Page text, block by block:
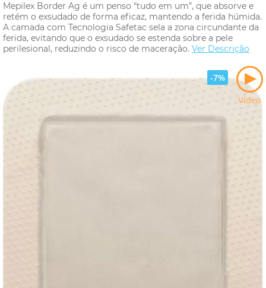
Mepilex Border Ag é um penso “tudo em um”, que absorve e
retém o exsudado de forma eficaz, mantendo a ferida húmida.
A camada com Tecnologia Safetac sela a zona circundante da
ferida, evitando que o exsudado se estenda sobre a pele
perilesional, reduzindo o risco de maceração. Ver Descrição
-7%
Vídeo